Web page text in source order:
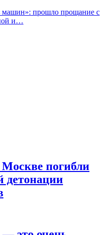
машин»: прошло прощание с
и…
погибли
детонации